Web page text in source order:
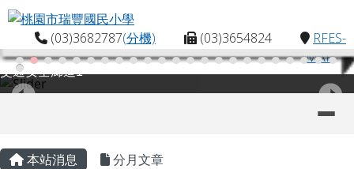
跳至主內容區
桃園市瑞豐國民小學
(03)3682787(分機) (03)3654824
RFES-
MAP
交通安全廊道1
主內容區域
本站消息 分月文章
頁尾區域